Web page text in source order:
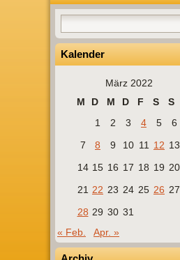
Kalender
März 2022
M
D M D F S
S
1
2 3 4 5
6
7
8 9 10 11 12 13
14 15 16 17 18 19 20
21 22 23 24 25 26 27
28 29 30 31
« Feb.
Apr. »